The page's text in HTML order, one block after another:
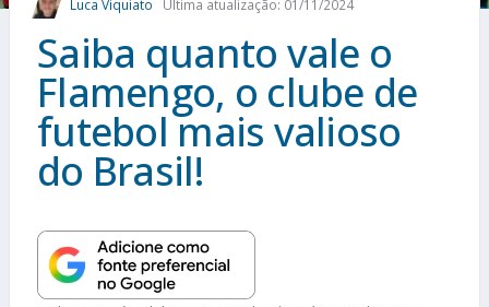
MAIS ESPORTES
Luca Viquiato Última atualização: 01/11/2024
Saiba quanto vale o
Flamengo, o clube de
futebol mais valioso
do Brasil!